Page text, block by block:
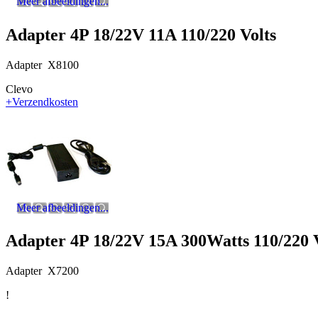
Adapter 4P 18/22V 11A 110/220 Volts
Adapter X8100
Clevo
+Verzendkosten
Meer afbeeldingen...
Adapter 4P 18/22V 15A 300Watts 110/220
Adapter X7200
!